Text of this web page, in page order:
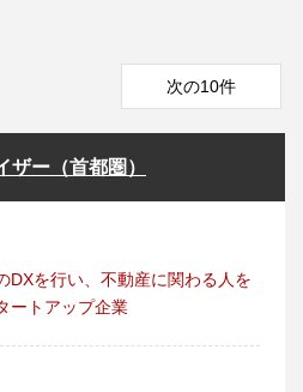
次の10件
ザー（首都圏）
DXを行い、不動産に関わる人を
ートアップ企業